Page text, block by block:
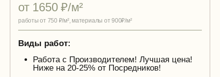
от 1650 ₽/м²
работы от 750 ₽/м², материалы от 900₽/м²
Виды работ:
Работа с Производителем! Лучшая цена!
Ниже на 20-25% от Посредников!